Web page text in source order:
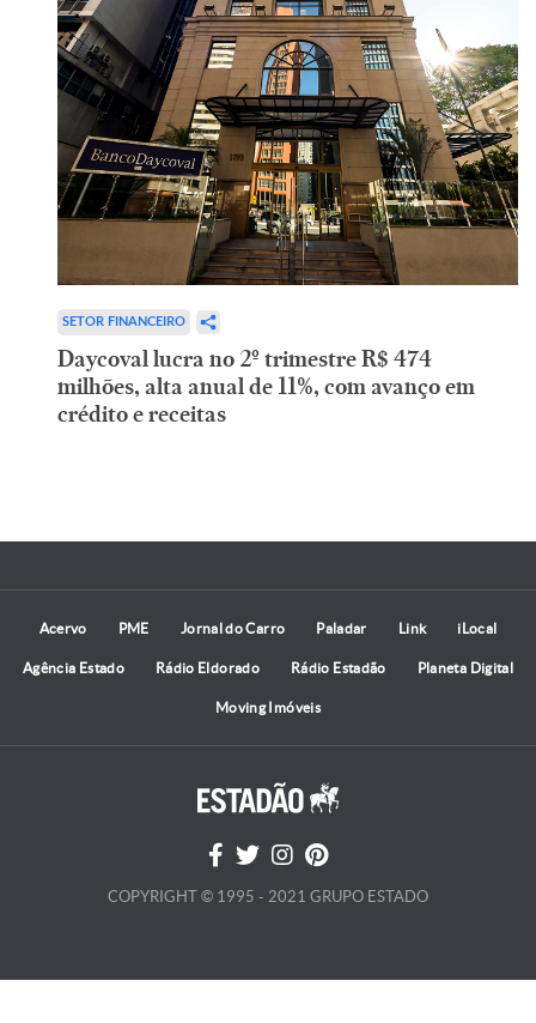
SETOR FINANCEIRO
Daycoval lucra no 2º trimestre R$ 474
milhões, alta anual de 11%, com avanço em
crédito e receitas
Acervo PME Jornal do Carro Paladar Link iLocal
Agência Estado Rádio Eldorado Rádio Estadão Planeta Digital
Moving Imóveis
COPYRIGHT © 1995 - 2021 GRUPO ESTADO